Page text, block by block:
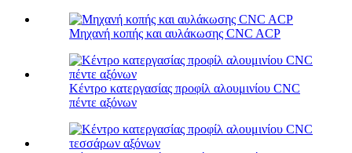
Μηχανή κοπής και αυλάκωσης CNC ACP
Κέντρο κατεργασίας προφίλ αλουμινίου CNC
πέντε αξόνων